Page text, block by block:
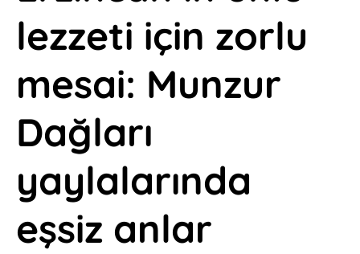
lezzeti için zorlu
mesai: Munzur
Dağları
yaylalarında
eşsiz anlar